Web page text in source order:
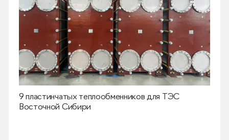
9 пластинчатых теплообменников для ТЭС
Восточной Сибири